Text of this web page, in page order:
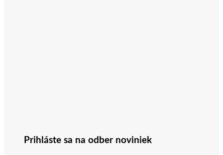
Prihláste sa na odber noviniek